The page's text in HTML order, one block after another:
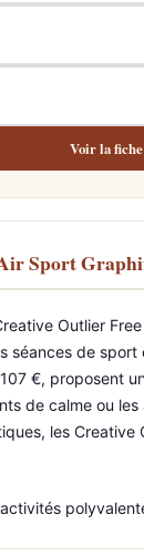
Voir la
Sport
Outlier
séances de
€, proposent
de calme ou
les Creative